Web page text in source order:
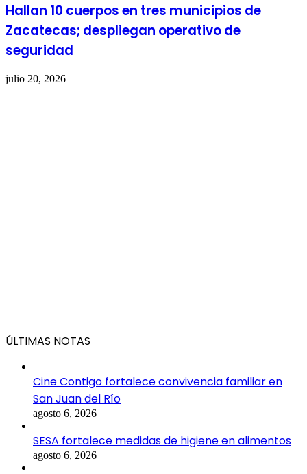
Hallan 10 cuerpos en tres municipios de
Zacatecas; despliegan operativo de
seguridad
julio 20, 2026
ÚLTIMAS NOTAS
Cine Contigo fortalece convivencia familiar en
San Juan del Río
agosto 6, 2026
SESA fortalece medidas de higiene en alimentos
agosto 6, 2026